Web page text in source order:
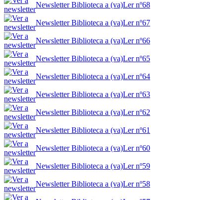
Newsletter Biblioteca a (va)Ler nº68
Newsletter Biblioteca a (va)Ler nº67
Newsletter Biblioteca a (va)Ler nº66
Newsletter Biblioteca a (va)Ler nº65
Newsletter Biblioteca a (va)Ler nº64
Newsletter Biblioteca a (va)Ler nº63
Newsletter Biblioteca a (va)Ler nº62
Newsletter Biblioteca a (va)Ler nº61
Newsletter Biblioteca a (va)Ler nº60
Newsletter Biblioteca a (va)Ler nº59
Newsletter Biblioteca a (va)Ler nº58